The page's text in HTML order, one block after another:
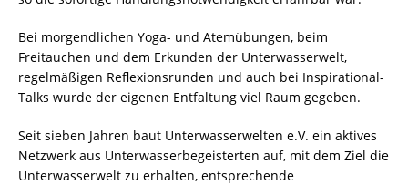
Bei morgendlichen Yoga- und Atemübungen, beim
Freitauchen und dem Erkunden der Unterwasserwelt,
regelmäßigen Reflexionsrunden und auch bei Inspirational-
Talks wurde der eigenen Entfaltung viel Raum gegeben.
Seit sieben Jahren baut Unterwasserwelten e.V. ein aktives
Netzwerk aus Unterwasserbegeisterten auf, mit dem Ziel die
Unterwasserwelt zu erhalten, entsprechende